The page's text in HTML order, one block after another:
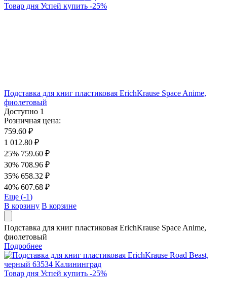
Товар дня Успей купить -25%
Подставка для книг пластиковая ErichKrause Space Anime,
фиолетовый
Доступно 1
Розничная цена:
759.60 ₽
1 012.80 ₽
25% 759.60 ₽
30% 708.96 ₽
35% 658.32 ₽
40% 607.68 ₽
Еще (-1)
В корзину В корзине
Подставка для книг пластиковая ErichKrause Space Anime,
фиолетовый
Подробнее
Товар дня Успей купить -25%